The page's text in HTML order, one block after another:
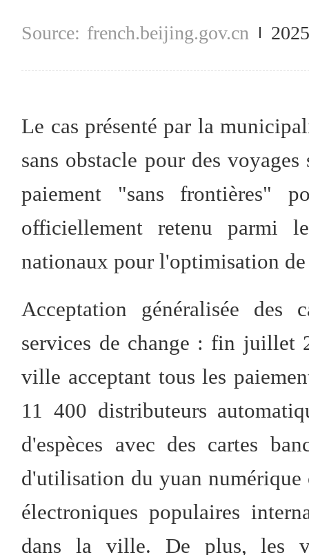
french.beijing.gov.cn
Le cas présenté par la
sans obstacle pour des
paiement "sans frontières"
officiellement retenu parmi
nationaux pour l'optimisation
Acceptation généralisée des
services de change : fin juillet
ville acceptant tous les
11 400 distributeurs
d'espèces avec des cartes
d'utilisation du yuan
électroniques populaires
dans la ville. De plus, les